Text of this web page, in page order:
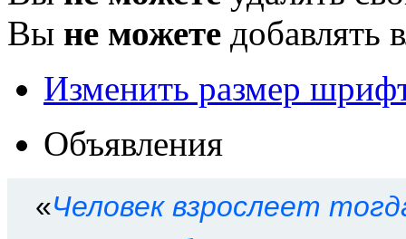
Вы не можете добавлять
Изменить размер
Объявления
«Человек взрослеет